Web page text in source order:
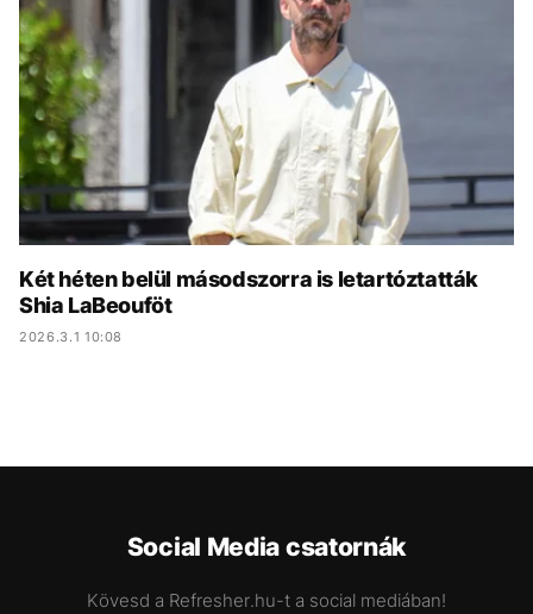
KÖZÉLET UTAZÁS
ÉLETMÓD DESIGN
BESZÉLGETÉSEK ARCOK
VIDEÓ TÖRTÉNETEK
GASZTRO
Két héten belül másodszorra is letartóztatták
Shia LaBeouföt
2026.3.1 10:08
Social Media csatornák
Kövesd a Refresher.hu-t a social mediában!